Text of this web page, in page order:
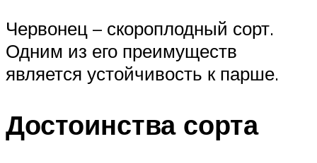
Червонец – скороплодный сорт.
Одним из его преимуществ
является устойчивость к парше.
Достоинства сорта